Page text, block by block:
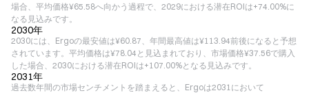
場合、平均価格¥65.58へ向かう過程で、2029における潜在ROIは+74.00%に
なる見込みです。
2030年
2030には、Ergoの最安値は¥60.87、年間最高値は¥113.94前後になると予想
されています。平均価格は¥78.04と見込まれており、市場価格¥37.56で購入
した場合、2030における潜在ROIは+107.00%となる見込みです。
2031年
過去数年間の市場センチメントを踏まえると、Ergoは2031において